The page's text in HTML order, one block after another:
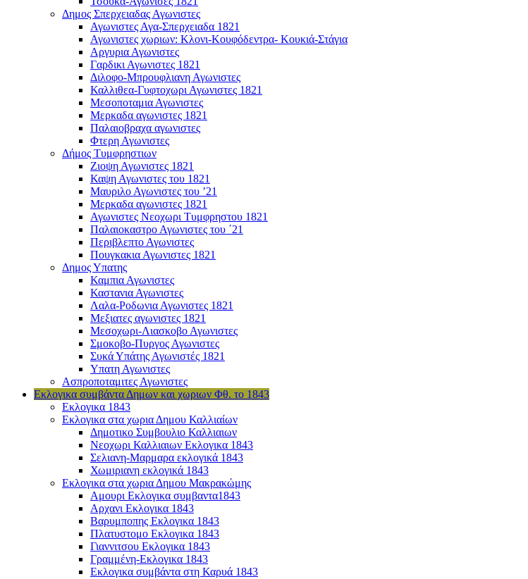
Δημος Σπερχειαδας Αγωνιστες
Αγωνιστες Αγα-Σπερχειαδα 1821
Αγωνιστες χωριων: Κλονι-Κουφόδεντρα- Κουκιά-Στάγια
Αργυρια Αγωνιστες
Γαρδικι Αγωνιστες 1821
Διλοφο-Μπρουφλιανη Αγωνιστες
Καλλιθεα-Γυφτοχωρι Αγωνιστες 1821
Μεσοποταμια Αγωνιστες
Μερκαδα αγωνιστες 1821
Παλαιοβραχα αγωνιστες
Φτερη Αγωνιστες
Δήμος Τυμφρηστιων
Ζιοψη Αγωνιστες 1821
Καψη Αγωνιστες του 1821
Μαυριλο Αγωνιστες του ’21
Μερκαδα αγωνιστες 1821
Αγωνιστες Νεοχωρι Τυμφρηστου 1821
Παλαιοκαστρο Αγωνιστες του ΄21
Περιβλεπτο Αγωνιστες
Πουγκακια Αγωνιστες 1821
Δημος Υπατης
Καμπια Αγωνιστες
Καστανια Αγωνιστες
Λαλα-Ροδωνια Αγωνιστες 1821
Μεξιατες αγωνιστες 1821
Μεσοχωρι-Λιασκοβο Αγωνιστες
Σμοκοβο-Πυργος Αγωνιστες
Συκά Υπάτης Αγωνιστές 1821
Υπατη Αγωνιστες
Ασπροποταμιτες Αγωνιστες
Εκλογικα συμβάντα Δημων και χωριων Φθ. το 1843
Εκλογικα 1843
Εκλογικα στα χωρια Δημου Καλλιαίων
Δημοτικο Συμβουλιο Καλλιαιων
Νεοχωρι Καλλιαιων Εκλογικα 1843
Σελιανη-Μαρμαρα εκλογικά 1843
Χωμιριανη εκλογικά 1843
Εκλογικα στα χωρια Δημου Μακρακώμης
Αμουρι Εκλογικα συμβαντα1843
Αρχανι Εκλογικα 1843
Βαρυμποπης Εκλογικα 1843
Πλατυστομο Εκλογικα 1843
Γιαννιτσου Εκλογικα 1843
Γραμμένη-Εκλογικα 1843
Εκλογικα συμβάντα στη Καρυά 1843